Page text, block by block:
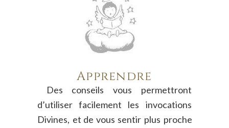
Apprendre
Des conseils vous
permettront
d’utiliser facilement les
invocations
Divines, et de vous sentir plus proche